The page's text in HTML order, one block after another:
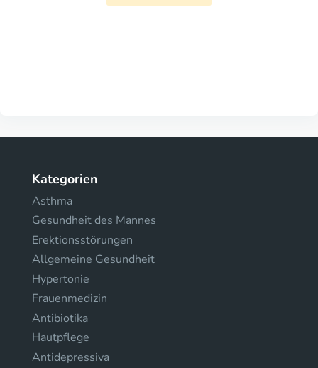
Kategorien
Asthma
Gesundheit des Mannes
Erektionsstörungen
Allgemeine Gesundheit
Hypertonie
Frauenmedizin
Antibiotika
Hautpflege
Antidepressiva